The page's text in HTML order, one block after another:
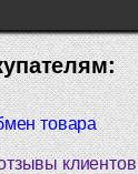
товара
клиентов